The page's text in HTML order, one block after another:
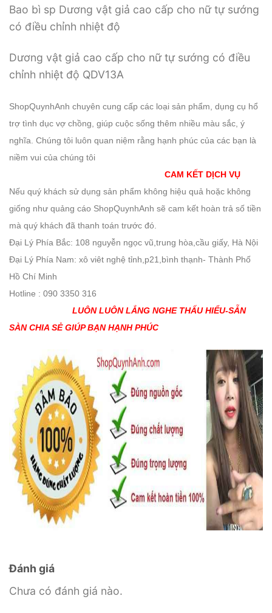
Bao bì sp Dương vật giả cao cấp cho nữ tự sướng
có điều chỉnh nhiệt độ
Dương vật giả cao cấp cho nữ tự sướng có điều
chỉnh nhiệt độ QDV13A
ShopQuynhAnh chuyên cung cấp các loại sản phẩm, dụng cụ hổ
trợ tình dục vợ chồng, giúp cuộc sống thêm nhiều màu sắc, ý
nghĩa. Chúng tôi luôn quan niệm rằng hạnh phúc của các bạn là
niềm vui của chúng tôi
CAM KẾT DỊCH VỤ
Nếu quý khách sử dụng sản phẩm không hiệu quả hoặc không
giống như quảng cáo ShopQuynhAnh sẽ cam kết hoàn trả số tiền
mà quý khách đã thanh toán trước đó.
Đại Lý Phía Bắc: 108 nguyễn ngọc vũ,trung hòa,cầu giấy, Hà Nội
Đại Lý Phía Nam: xô viêt nghệ tỉnh,p21,bình thạnh- Thành Phố
Hồ Chí Minh
Hotline : 090 3350 316
LUÔN LUÔN LẮNG NGHE THẤU HIỂU-SẴN
SÀN CHIA SẺ GIÚP BẠN HẠNH PHÚC
Đánh giá
Chưa có đánh giá nào.